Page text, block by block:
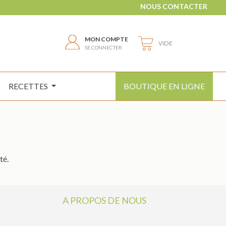
NOUS CONTACTER
MON COMPTE
SE CONNECTER
VIDE
RECETTES BOUTIQUE EN LIGNE
A PROPOS DE NOUS